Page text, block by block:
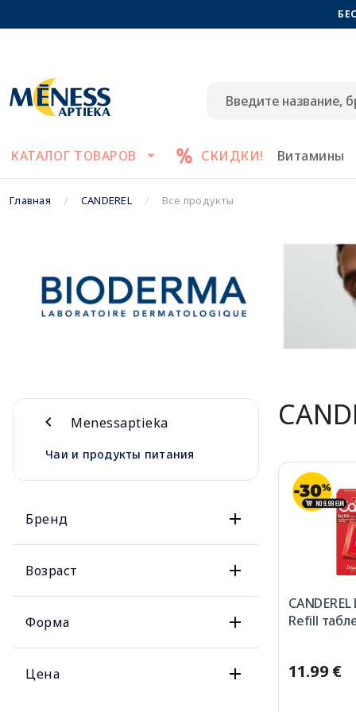
КАТАЛОГ ТОВАРОВ СКИДКИ! Витамины
Главная CANDEREL Все продукты
Menessaptieka
Чаи и продукты питания
Бренд
Возраст
Форма
Цена
Refill
11.99 €